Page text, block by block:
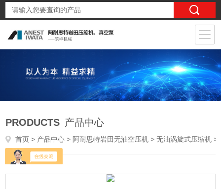
PRODUCTS 产品中心
首页 > 产品中心 > 阿耐思特岩田无油空压机 >无油涡旋式压缩机 > SLPJ-450F 45kw45kw搭载6台7.5kw压缩机机头医院用无油气泵